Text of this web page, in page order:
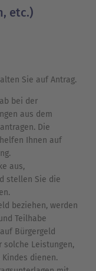
etc.)
Sie auf Antrag.
bei der
aus dem
Die
Ihnen auf
aus,
stellen Sie die
beziehen, werden
Teilhabe
Bürgergeld
solche Leistungen,
dienen.